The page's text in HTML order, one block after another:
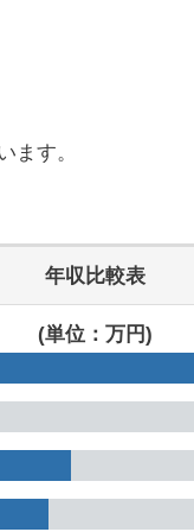
ます。
年収比較表
(単位：万円)